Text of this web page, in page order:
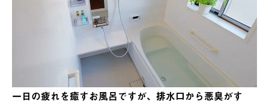
一日の疲れを癒すお風呂ですが、排水口から悪臭がす